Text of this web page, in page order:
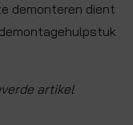
demonteren dient
artikel